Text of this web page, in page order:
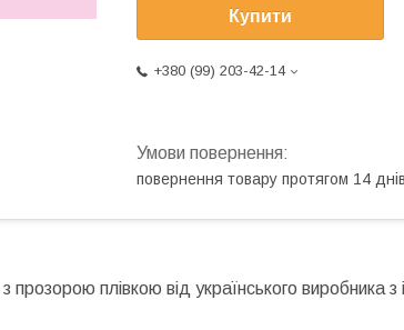
Купити
+380 (99) 203-42-14
повернення товару протягом 14 днів
прозорою плівкою від українського виробника